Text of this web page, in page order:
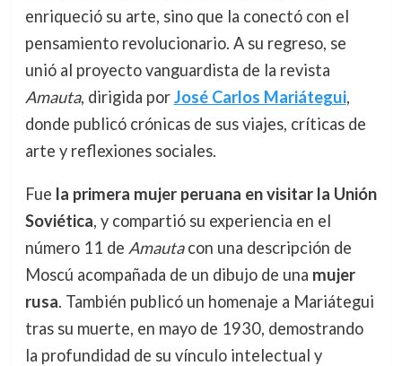
enriqueció su arte, sino que la conectó con el
pensamiento revolucionario. A su regreso, se
unió al proyecto vanguardista de la revista
Amauta, dirigida porJosé Carlos Mariátegui,
donde publicó crónicas de sus viajes, críticas de
arte y reflexiones sociales.
Fue la primera mujer peruana en visitar la Unión
Soviética, y compartió su experiencia en el
número 11 de Amautacon una descripción de
Moscú acompañada de un dibujo de una mujer
rusa. También publicó un homenaje a Mariátegui
tras su muerte, en mayo de 1930, demostrando
la profundidad de su vínculo intelectual y